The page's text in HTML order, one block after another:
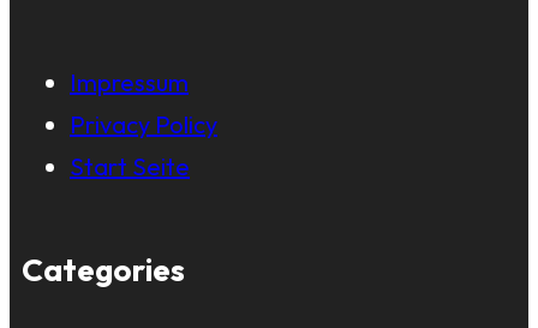
Impressum
Privacy Policy
Start Seite
Categories